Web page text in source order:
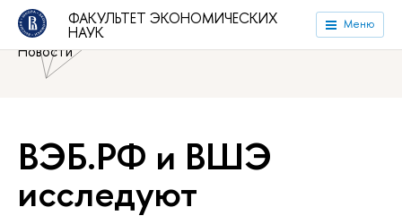
ФАКУЛЬТЕТ ЭКОНОМИЧЕСКИХ
НАУК Меню
Национальный исследовательский университет «Высшая
школа экономики»
Факультет экономических наук
Новости
ВЭБ.РФ и ВШЭ
исследуют